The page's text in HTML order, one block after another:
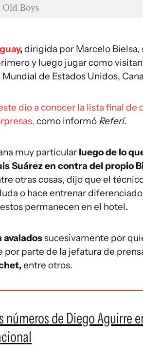
Old Boys
,dirigida por Marcelo
y luego jugar como
de Estados Unidos,
dio a conocer la lista final de
como informó Referí.
muy particular luego de lo
Suárez en contra del propio
otras cosas, dijo que el
o hace entrenar
permanecen en el hotel.
avaladossucesivamente por
por parte de la jefatura de
entre otros.
números de Diego Aguirre